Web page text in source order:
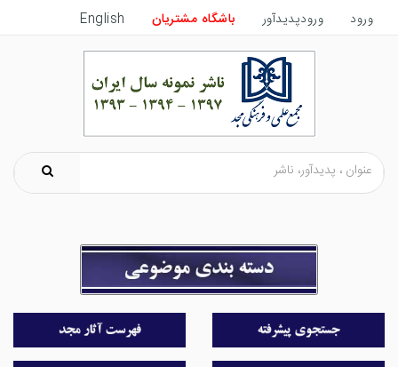
ورود ورودپدیدآور باشگاه مشتریان English